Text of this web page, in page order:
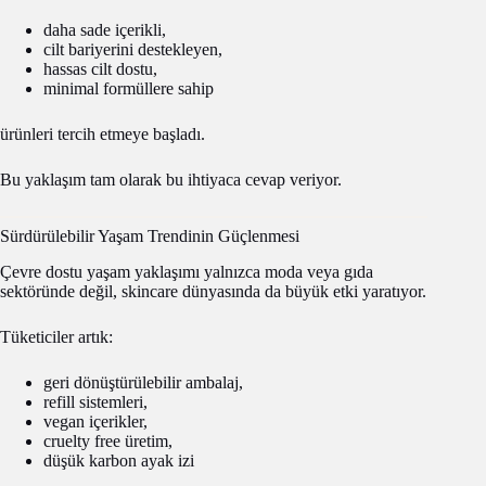
daha sade içerikli,
cilt bariyerini destekleyen,
hassas cilt dostu,
minimal formüllere sahip
ürünleri tercih etmeye başladı.
Bu yaklaşım tam olarak bu ihtiyaca cevap veriyor.
Sürdürülebilir Yaşam Trendinin Güçlenmesi
Çevre dostu yaşam yaklaşımı yalnızca moda veya gıda
sektöründe değil, skincare dünyasında da büyük etki yaratıyor.
Tüketiciler artık:
geri dönüştürülebilir ambalaj,
refill sistemleri,
vegan içerikler,
cruelty free üretim,
düşük karbon ayak izi